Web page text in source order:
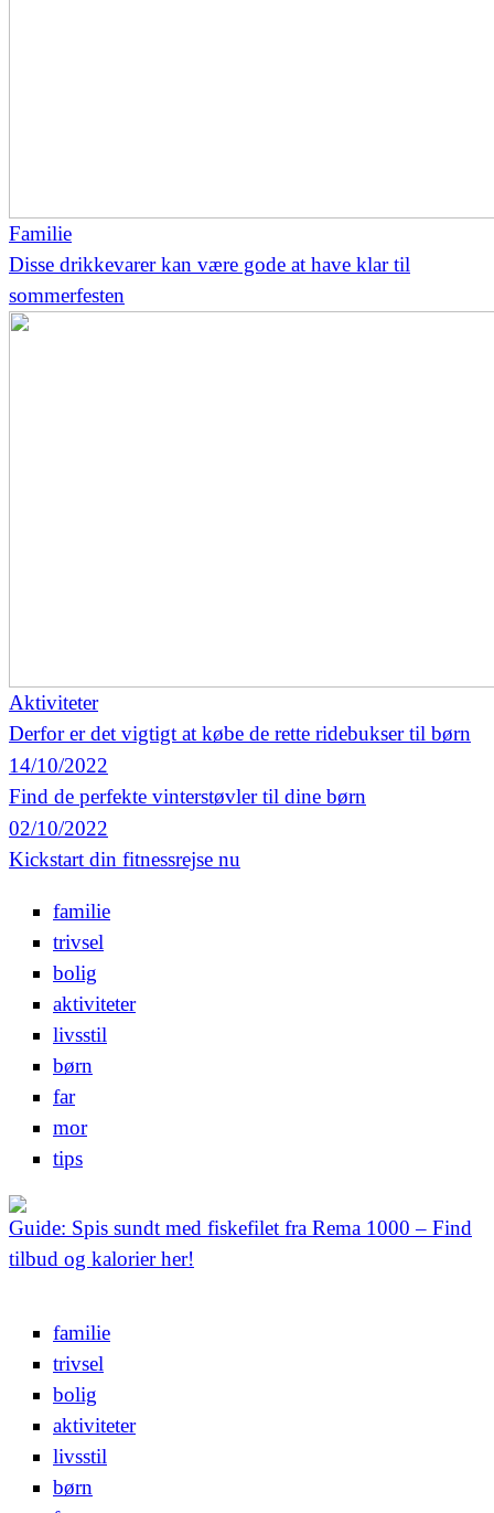
Familie
Disse drikkevarer kan være gode at have klar til
sommerfesten
Aktiviteter
Derfor er det vigtigt at købe de rette ridebukser til børn
14/10/2022
Find de perfekte vinterstøvler til dine børn
02/10/2022
Kickstart din fitnessrejse nu
familie
trivsel
bolig
aktiviteter
livsstil
børn
far
mor
tips
Guide: Spis sundt med fiskefilet fra Rema 1000 – Find
tilbud og kalorier her!
familie
trivsel
bolig
aktiviteter
livsstil
børn